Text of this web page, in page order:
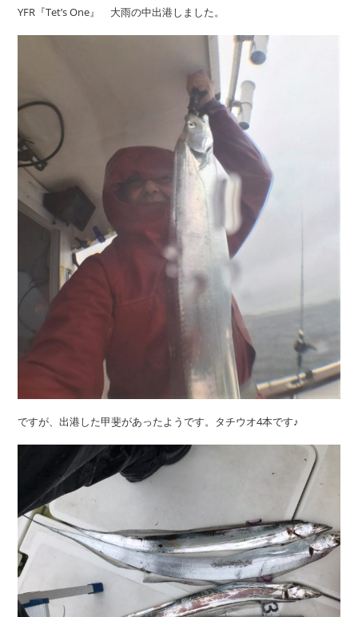
YFR『Tet’s One』 大雨の中出港しました。
ですが、出港した甲斐があったようです。タチウオ4本です♪